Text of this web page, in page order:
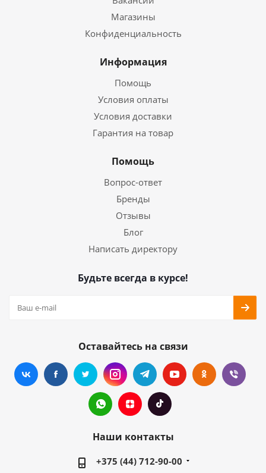
Магазины
Конфиденциальность
Информация
Помощь
Условия оплаты
Условия доставки
Гарантия на товар
Помощь
Вопрос-ответ
Бренды
Отзывы
Блог
Написать директору
Будьте всегда в курсе!
Оставайтесь на связи
Наши контакты
+375 (44) 712-90-00